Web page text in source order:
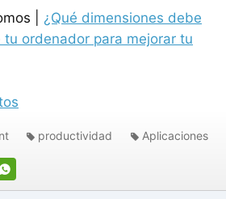
| ¿Qué dimensiones debe
ordenador para mejorar tu
productividad Aplicaciones